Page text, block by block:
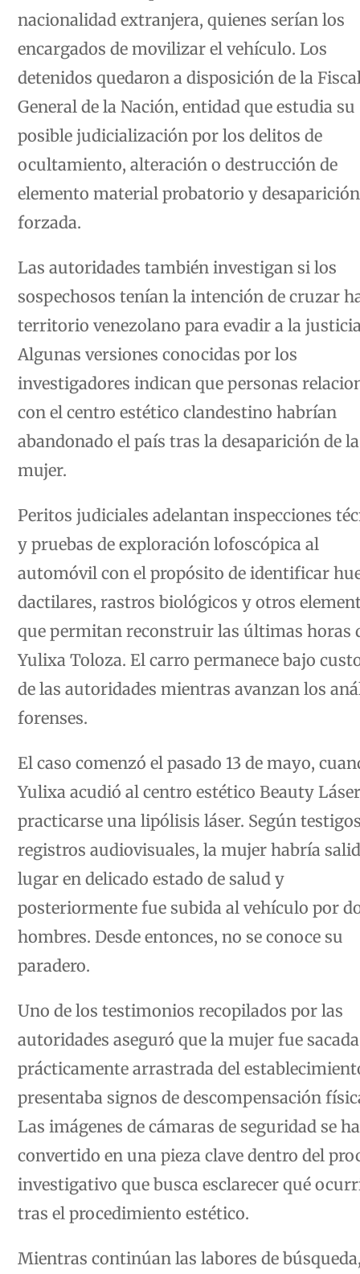
nacionalidad extranjera, quienes serían los
encargados de movilizar el vehículo. Los
detenidos quedaron a disposición de la
General de la Nación, entidad que estudia su
posible judicialización por los delitos de
ocultamiento, alteración o destrucción de
elemento material probatorio y desaparición
forzada.
Las autoridades también investigan si los
sospechosos tenían la intención de cruzar
territorio venezolano para evadir a la
Algunas versiones conocidas por los
investigadores indican que personas
con el centro estético clandestino habrían
abandonado el país tras la desaparición de la
mujer.
Peritos judiciales adelantan inspecciones
y pruebas de exploración lofoscópica al
automóvil con el propósito de identificar
dactilares, rastros biológicos y otros
que permitan reconstruir las últimas horas
Yulixa Toloza. El carro permanece bajo
de las autoridades mientras avanzan los
forenses.
El caso comenzó el pasado 13 de mayo,
Yulixa acudió al centro estético Beauty
practicarse una lipólisis láser. Según
registros audiovisuales, la mujer habría
lugar en delicado estado de salud y
posteriormente fue subida al vehículo por
hombres. Desde entonces, no se conoce su
paradero.
Uno de los testimonios recopilados por las
autoridades aseguró que la mujer fue sacada
prácticamente arrastrada del
presentaba signos de descompensación
Las imágenes de cámaras de seguridad se
convertido en una pieza clave dentro del
investigativo que busca esclarecer qué
tras el procedimiento estético.
Mientras continúan las labores de